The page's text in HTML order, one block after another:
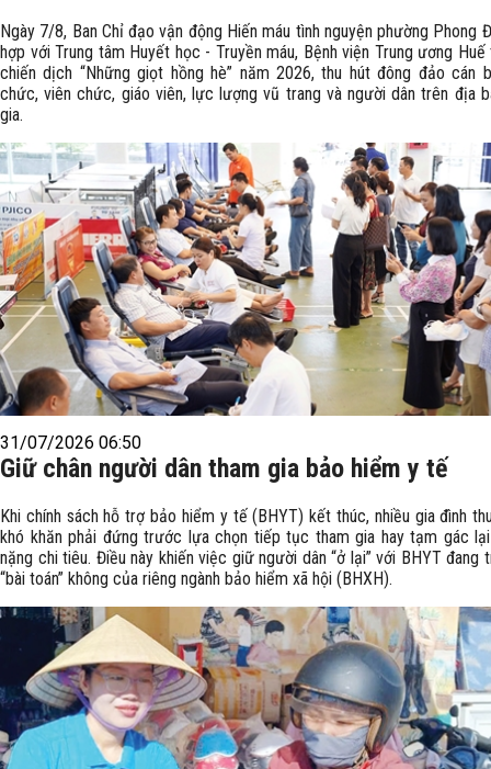
Ngày 7/8, Ban Chỉ đạo vận động Hiến máu tình nguyện phường Phong
hợp với Trung tâm Huyết học - Truyền máu, Bệnh viện Trung ương
chiến dịch “Những giọt hồng hè” năm 2026, thu hút đông đảo cán
chức, viên chức, giáo viên, lực lượng vũ trang và người dân trên địa
gia.
31/07/2026 06:50
Giữ chân người dân tham gia bảo hiểm y tế
Khi chính sách hỗ trợ bảo hiểm y tế (BHYT) kết thúc, nhiều gia đình
khó khăn phải đứng trước lựa chọn tiếp tục tham gia hay tạm gác
nặng chi tiêu. Điều này khiến việc giữ người dân “ở lại” với BHYT đang
“bài toán” không của riêng ngành bảo hiểm xã hội (BHXH).